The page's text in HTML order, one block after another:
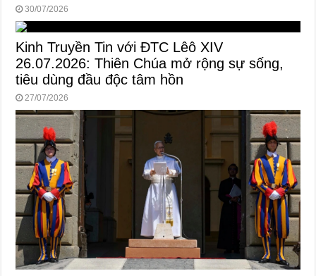
30/07/2026
Kinh Truyền Tin với ĐTC Lêô XIV
26.07.2026: Thiên Chúa mở rộng sự sống,
tiêu dùng đầu độc tâm hồn
27/07/2026